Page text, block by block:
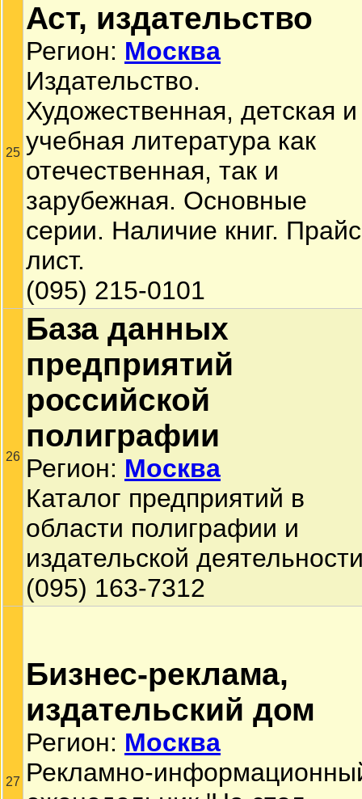
25
Аст, издательство
Регион: Москва
Издательство.
Художественная, детская и
учебная литература как
отечественная, так и
зарубежная. Основные
серии. Наличие книг.
лист.
(095) 215-0101
26
База данных
предприятий
российской
полиграфии
Регион: Москва
Каталог предприятий в
области полиграфии и
издательской
(095) 163-7312
27
Бизнес-реклама,
издательский дом
Регион: Москва
Рекламно-